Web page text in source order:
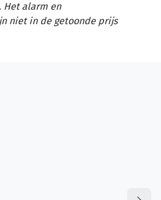
Het alarm en
niet in de getoonde prijs